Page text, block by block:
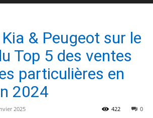
& Peugeot sur le
Top 5 des ventes
particulières en
2024
2025 0
422